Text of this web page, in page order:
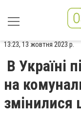
13:23, 13 жовтня 2023 р.
В Україні
на
змінилися